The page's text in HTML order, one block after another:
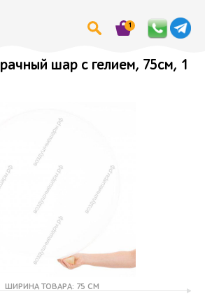
1
шар с гелием, 75см, 1
ШИРИНА ТОВАРА: 75 СМ